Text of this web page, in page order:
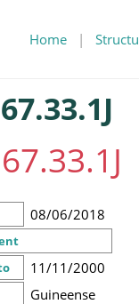
Home |
08/06/2018
11/11/2000
Guineense